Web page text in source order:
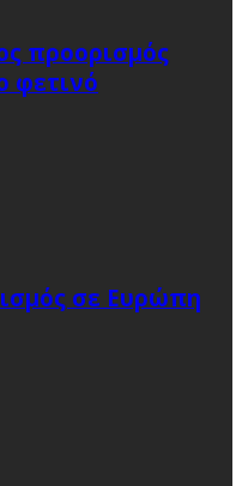
προορισμός
φετινό
σε Ευρώπη